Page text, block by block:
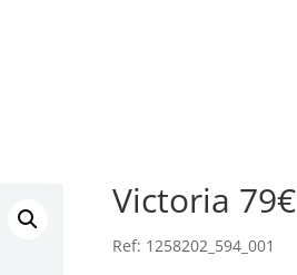
Victoria 79€
Ref: 1258202_594_001